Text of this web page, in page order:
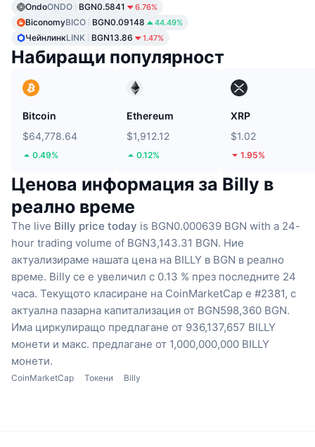
OndoONDO BGN0.5841 6.76%
BiconomyBICO BGN0.09148 44.49%
ЧейнлинкLINK BGN13.86 1.47%
Набиращи популярност
Bitcoin
$64,778.64
0.49%
Ethereum
$1,912.12
0.12%
XRP
$1.02
1.95%
Ценова информация за Billy в
реално време
The live Billy price today is BGN0.000639 BGN with a 24-
hour trading volume of BGN3,143.31 BGN. Ние
актуализираме нашата цена на BILLY в BGN в реално
време. Billy се е увеличил с 0.13 % през последните 24
часа. Текущото класиране на CoinMarketCap е #2381, с
актуална пазарна капитализация от BGN598,360 BGN.
Има циркулиращо предлагане от 936,137,657 BILLY
монети и макс. предлагане от 1,000,000,000 BILLY
монети.
CoinMarketCap Токени Billy